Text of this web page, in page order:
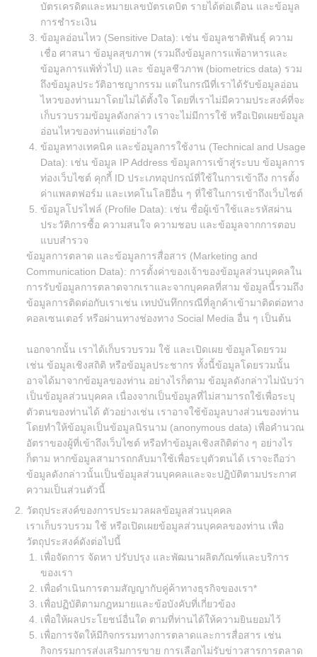
บัตรเครดิตและหมายเลขบัตรเดบิต รายได้ต่อเดือน และข้อมูล
การชำระเงิน
ข้อมูลอ่อนไหว (Sensitive Data): เช่น ข้อมูลชาติพันธุ์ ความ
เชื่อ ศาสนา ข้อมูลสุขภาพ (รวมถึงข้อมูลการแพ้อาหารและ
ข้อมูลการแพ้ทั่วไป) และ ข้อมูลชีวภาพ (biometrics data) รวม
ถึงข้อมูลประวัติอาชญากรรม แต่ในกรณีที่เราได้รับข้อมูลอ่อน
ไหวของท่านมาโดยไม่ได้ตั้งใจ โดยที่เราไม่มีความประสงค์ที่จะ
เก็บรวบรวมข้อมูลดังกล่าว เราจะไม่มีการใช้ หรือเปิดเผยข้อมูล
อ่อนไหวของท่านแต่อย่างใด
ข้อมูลทางเทคนิค และข้อมูลการใช้งาน (Technical and Usage
Data): เช่น ข้อมูล IP Address ข้อมูลการเข้าสู่ระบบ ข้อมูลการ
ท่องเว็บไซต์ คุกกี้ ID ประเภทอุปกรณ์ที่ใช้ในการเข้าถึง การตั้ง
ค่าแพลตฟอร์ม และเทคโนโลยีอื่น ๆ ที่ใช้ในการเข้าถึงเว็บไซต์
ข้อมูลโปรไฟล์ (Profile Data): เช่น ชื่อผู้เข้าใช้และรหัสผ่าน
ประวัติการซื้อ ความสนใจ ความชอบ และข้อมูลจากการตอบ
แบบสำรวจ
ข้อมูลการตลาด และข้อมูลการสื่อสาร (Marketing and
Communication Data): การตั้งค่าของเจ้าของข้อมูลส่วนบุคคลใน
การรับข้อมูลการตลาดจากเราและจากบุคคลที่สาม ข้อมูลนี้รวมถึง
ข้อมูลการติดต่อกับเราเช่น เทปบันทึกกรณีที่ลูกค้าเข้ามาติดต่อทาง
คอลเซนเตอร์ หรือผ่านทางช่องทาง Social Media อื่น ๆ เป็นต้น
นอกจากนั้น เราได้เก็บรวบรวม ใช้ และเปิดเผย ข้อมูลโดยรวม
เช่น ข้อมูลเชิงสถิติ หรือข้อมูลประชากร ทั้งนี้ข้อมูลโดยรวมนั้น
อาจได้มาจากข้อมูลของท่าน อย่างไรก็ตาม ข้อมูลดังกล่าวไม่นับว่า
เป็นข้อมูลส่วนบุคคล เนื่องจากเป็นข้อมูลที่ไม่สามารถใช้เพื่อระบุ
ตัวตนของท่านได้ ตัวอย่างเช่น เราอาจใช้ข้อมูลบางส่วนของท่าน
โดยทำให้ข้อมูลเป็นข้อมูลนิรนาม (anonymous data) เพื่อคำนวณ
อัตราของผู้ที่เข้าถึงเว็บไซต์ หรือทำข้อมูลเชิงสถิติต่าง ๆ อย่างไร
ก็ตาม หากข้อมูลสามารถกลับมาใช้เพื่อระบุตัวตนได้ เราจะถือว่า
ข้อมูลดังกล่าวนั้นเป็นข้อมูลส่วนบุคคลและจะปฏิบัติตามประกาศ
ความเป็นส่วนตัวนี้
วัตถุประสงค์ของการประมวลผลข้อมูลส่วนบุคคล
เราเก็บรวบรวม ใช้ หรือเปิดเผยข้อมูลส่วนบุคคลของท่าน เพื่อ
วัตถุประสงค์ดังต่อไปนี้
เพื่อจัดการ จัดหา ปรับปรุง และพัฒนาผลิตภัณฑ์และบริการ
ของเรา
เพื่อดำเนินการตามสัญญากับคู่ค้าทางธุรกิจของเรา*
เพื่อปฏิบัติตามกฎหมายและข้อบังคับที่เกี่ยวข้อง
เพื่อให้ผลประโยชน์อื่นใด ตามที่ท่านได้ให้ความยินยอมไว้
เพื่อการจัดให้มีกิจกรรมทางการตลาดและการสื่อสาร เช่น
กิจกรรมการส่งเสริมการขาย การเลือกไม่รับข่าวสารการตลาด